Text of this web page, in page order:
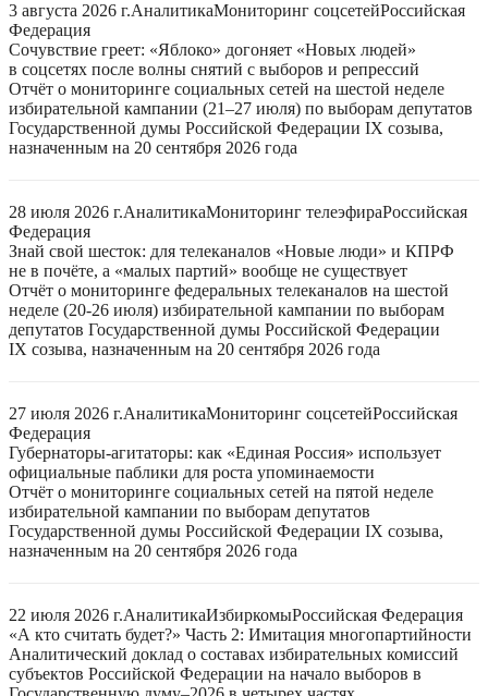
3 августа 2026 г.АналитикаМониторинг соцсетейРоссийская
Федерация
Сочувствие греет: «Яблоко» догоняет «Новых людей»
в соцсетях после волны снятий с выборов и репрессий
Отчёт о мониторинге социальных сетей на шестой неделе
избирательной кампании (21–27 июля) по выборам депутатов
Государственной думы Российской Федерации IX созыва,
назначенным на 20 сентября 2026 года
28 июля 2026 г.АналитикаМониторинг телеэфираРоссийская
Федерация
Знай свой шесток: для телеканалов «Новые люди» и КПРФ
не в почёте, а «малых партий» вообще не существует
Отчёт о мониторинге федеральных телеканалов на шестой
неделе (20-26 июля) избирательной кампании по выборам
депутатов Государственной думы Российской Федерации
IX созыва, назначенным на 20 сентября 2026 года
27 июля 2026 г.АналитикаМониторинг соцсетейРоссийская
Федерация
Губернаторы-агитаторы: как «Единая Россия» использует
официальные паблики для роста упоминаемости
Отчёт о мониторинге социальных сетей на пятой неделе
избирательной кампании по выборам депутатов
Государственной думы Российской Федерации IX созыва,
назначенным на 20 сентября 2026 года
22 июля 2026 г.АналитикаИзбиркомыРоссийская Федерация
«А кто считать будет?» Часть 2: Имитация многопартийности
Аналитический доклад о составах избирательных комиссий
субъектов Российской Федерации на начало выборов в